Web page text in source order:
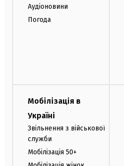
Аудіоновини
Погода
Мобілізація в
Україні
Звільнення з військової
служби
Мобілізація 50+